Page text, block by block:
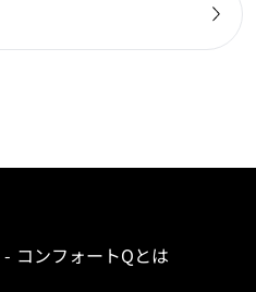
コンフォートQとは